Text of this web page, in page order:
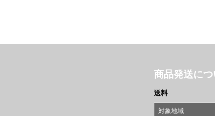
商品発送に
送料
対象地域